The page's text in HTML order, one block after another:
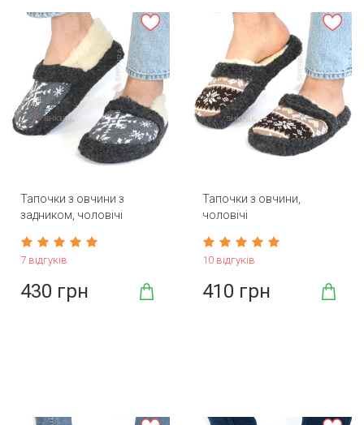
Тапочки з овчини з
задником, чоловічі
7 відгуків
430 грн
Тапочки з овчини,
чоловічі
10 відгуків
410 грн